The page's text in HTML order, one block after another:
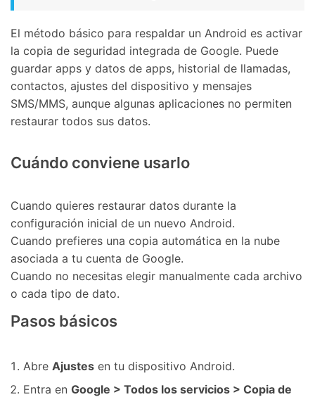
El método básico para respaldar un Android es activar
la copia de seguridad integrada de Google. Puede
guardar apps y datos de apps, historial de llamadas,
contactos, ajustes del dispositivo y mensajes
SMS/MMS, aunque algunas aplicaciones no permiten
restaurar todos sus datos.
Cuándo conviene usarlo
Cuando quieres restaurar datos durante la
configuración inicial de un nuevo Android.
Cuando prefieres una copia automática en la nube
asociada a tu cuenta de Google.
Cuando no necesitas elegir manualmente cada archivo
o cada tipo de dato.
Pasos básicos
Abre Ajustes en tu dispositivo Android.
Entra en Google > Todos los servicios > Copia de